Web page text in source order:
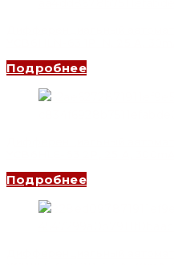
Подробнее
Подробнее